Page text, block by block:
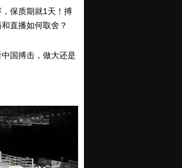
保质期就1天！搏
直播如何取舍？
国搏击，做大还是